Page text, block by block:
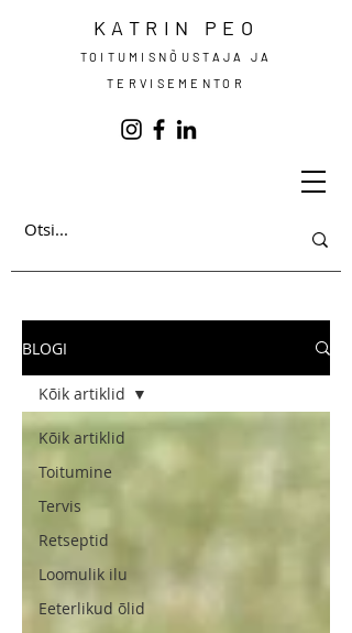
KATRIN PEO
TOITUMISNÕUSTAJA JA
TERVISEMENTOR
BLOGI
Kõik artiklid
Toitumine
Tervis
Retseptid
Loomulik ilu
Eeterlikud õlid
Kõik artiklid